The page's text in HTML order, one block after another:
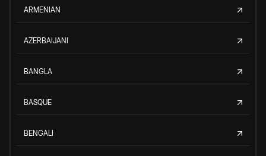
ARMENIAN
AZERBAIJANI
BANGLA
BASQUE
BENGALI